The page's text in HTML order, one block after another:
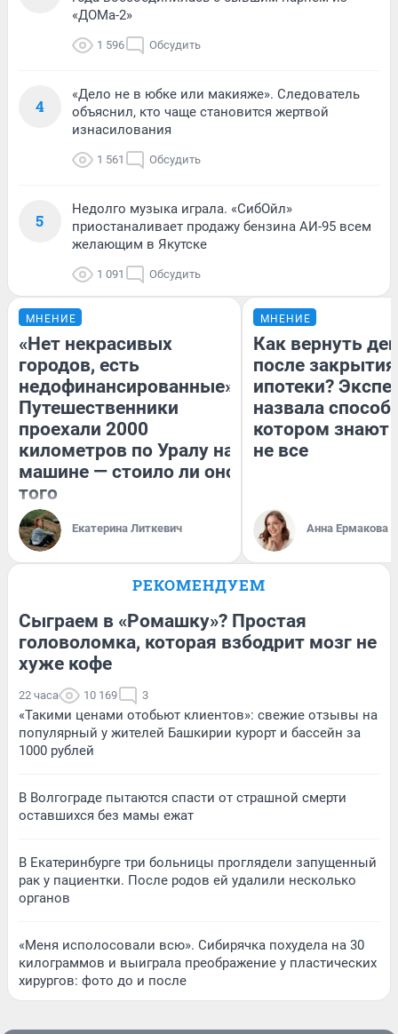
«ДОМа-2»
1 596 Обсудить
4
«Дело не в юбке или макияже». Следователь
объяснил, кто чаще становится жертвой
изнасилования
1 561 Обсудить
5
Недолго музыка играла. «СибОйл»
приостаналивает продажу бензина АИ-95 всем
желающим в Якутске
1 091 Обсудить
МНЕНИЕ
«Нет некрасивых
городов, есть
недофинансированные».
Путешественники
проехали 2000
километров по Уралу на
машине — стоило ли оно
того
Екатерина Литкевич
МНЕНИЕ
Как вернуть
после закрытия
ипотеки?
назвала
котором знают
не все
Анна Ермакова
РЕКОМЕНДУЕМ
Сыграем в «Ромашку»? Простая
головоломка, которая взбодрит мозг не
хуже кофе
22 часа 10 169 3
«Такими ценами отобьют клиентов»: свежие отзывы на
популярный у жителей Башкирии курорт и бассейн за
1000 рублей
В Волгограде пытаются спасти от страшной смерти
оставшихся без мамы ежат
В Екатеринбурге три больницы проглядели запущенный
рак у пациентки. После родов ей удалили несколько
органов
«Меня исполосовали всю». Сибирячка похудела на 30
килограммов и выиграла преображение у пластических
хирургов: фото до и после